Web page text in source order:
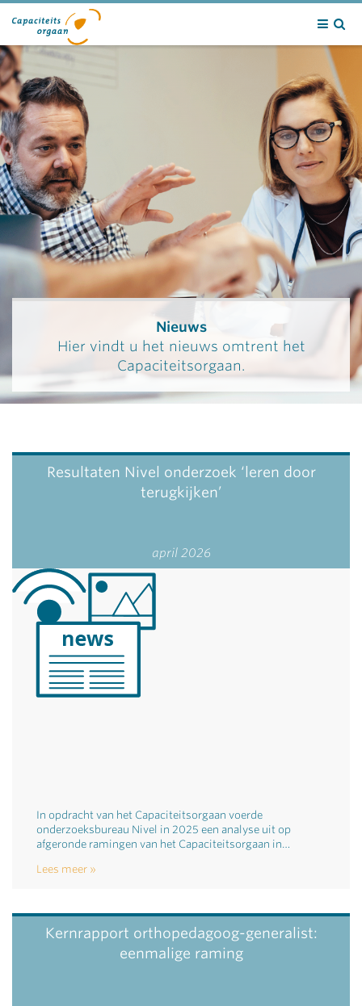
Nieuws
Hier vindt u het nieuws omtrent het
Capaciteitsorgaan.
Resultaten Nivel onderzoek ‘leren door
terugkijken’
april 2026
In opdracht van het Capaciteitsorgaan voerde
onderzoeksbureau Nivel in 2025 een analyse uit op
afgeronde ramingen van het Capaciteitsorgaan in…
Lees meer
Kernrapport orthopedagoog-generalist:
eenmalige raming